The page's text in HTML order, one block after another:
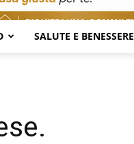
SALUTE E BENESSERE